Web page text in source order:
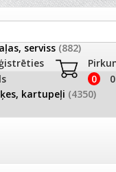
0
serviss (882)
kartupeļi (4350)
AKCIJAS
frēze + mulčieris +